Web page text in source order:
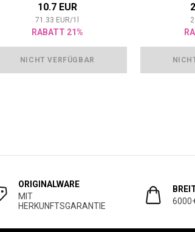
10.7 EUR
71.33 EUR/1
RABATT 21%
NICHT VERFÜGBAR
ORIGINALWARE
MIT
HERKUNFTSGARANTIE